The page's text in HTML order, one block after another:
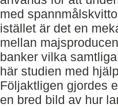
med
istället är det en
mellan
banker vilka
här studien med
Följaktligen gjordes
en bred bild av hur